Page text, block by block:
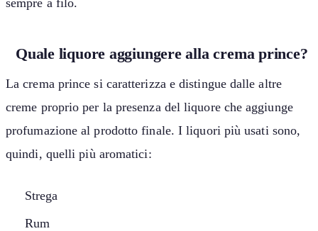
Quale liquore aggiungere alla crema prince?
La crema prince si caratterizza e distingue dalle altre
creme proprio per la presenza del liquore che aggiunge
profumazione al prodotto finale. I liquori più usati sono,
quindi, quelli più aromatici:
Strega
Rum